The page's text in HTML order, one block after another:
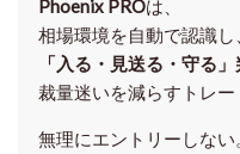
Phoenix PROは、
相場環境を自動で認識し
「入る・見送る・守る
裁量迷いを減らすトレー
無理にエントリーしない